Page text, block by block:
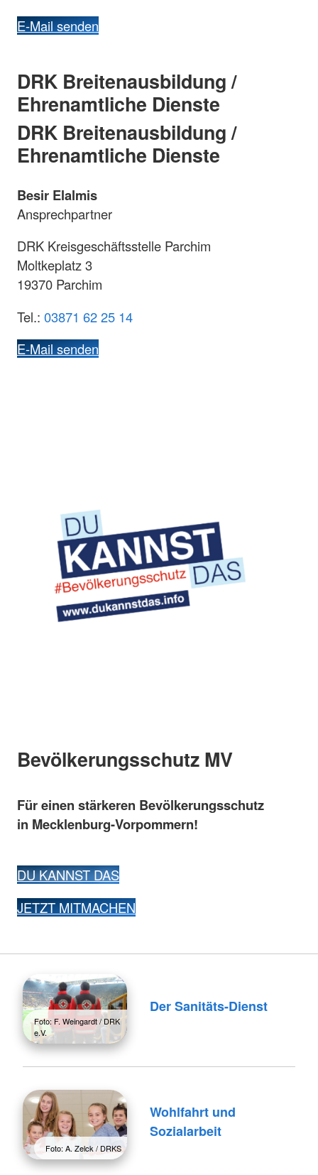
E-Mail senden
DRK Breitenausbildung /
Ehrenamtliche Dienste
DRK Breitenausbildung /
Ehrenamtliche Dienste
Besir Elalmis
Ansprechpartner
DRK Kreisgeschäftsstelle Parchim
Moltkeplatz 3
19370 Parchim
Tel.: 03871 62 25 14
E-Mail senden
Bevölkerungsschutz MV
Für einen stärkeren Bevölkerungsschutz
in Mecklenburg-Vorpommern!
DU KANNST DAS
JETZT MITMACHEN
Foto: F. Weingardt / DRK
e.V.
Der Sanitäts-Dienst
Foto: A. Zelck / DRKS
Wohlfahrt und
Sozialarbeit